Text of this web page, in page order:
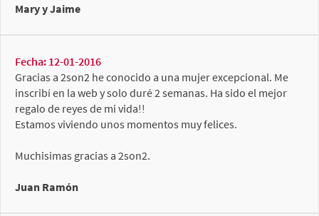
Mary y Jaime
Fecha: 12-01-2016
Gracias a 2son2 he conocido a una mujer excepcional. Me
inscribí en la web y solo duré 2 semanas. Ha sido el mejor
regalo de reyes de mi vida!!
Estamos viviendo unos momentos muy felices.
Muchisimas gracias a 2son2.
Juan Ramón